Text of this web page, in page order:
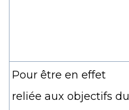
Pour être en effet
reliée aux objectifs du